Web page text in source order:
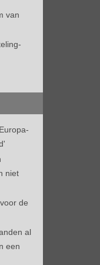
van
niet
de
al
een